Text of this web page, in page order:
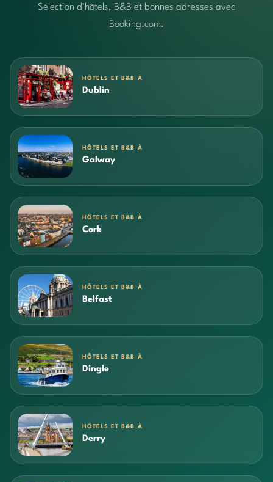
Sélection d’hôtels, B&B et bonnes adresses avec
Booking.com.
HÔTELS ET B&B À
Dublin
HÔTELS ET B&B À
Galway
HÔTELS ET B&B À
Cork
HÔTELS ET B&B À
Belfast
HÔTELS ET B&B À
Dingle
HÔTELS ET B&B À
Derry